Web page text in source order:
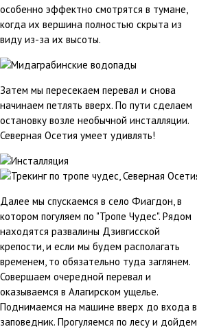
особенно эффектно смотрятся в тумане,
когда их вершина полностью скрыта из
виду из-за их высоты.
Затем мы пересекаем перевал и снова
начинаем петлять вверх. По пути сделаем
остановку возле необычной инсталляции.
Северная Осетия умеет удивлять!
Далее мы спускаемся в село Фиагдон, в
котором погуляем по "Тропе Чудес". Рядом
находятся развалины Дзивгисской
крепости, и если мы будем располагать
временем, то обязательно туда заглянем.
Совершаем очередной перевал и
оказываемся в Алагирском ущелье.
Поднимаемся на машине вверх до входа в
заповедник. Прогуляемся по лесу и дойдем